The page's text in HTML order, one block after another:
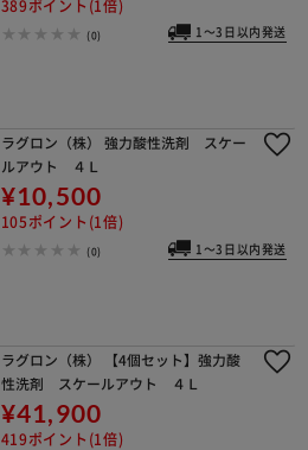
389ポイント(1倍)
(0) 1～3日以内発送
ラグロン（株） 強力酸性洗剤 スケー
ルアウト ４Ｌ
¥10,500
105ポイント(1倍)
(0) 1～3日以内発送
ラグロン（株） 【4個セット】強力酸
性洗剤 スケールアウト ４Ｌ
¥41,900
419ポイント(1倍)